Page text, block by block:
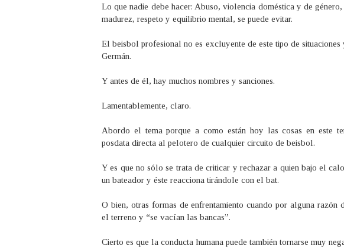
Lo que nadie debe hacer: Abuso, violencia doméstica y de
madurez, respeto y equilibrio mental, se puede evitar.
El beisbol profesional no es excluyente de este tipo de
Germán.
Y antes de él, hay muchos nombres y sanciones.
Lamentablemente, claro.
Abordo el tema porque a como están hoy las cosas en este
posdata directa al pelotero de cualquier circuito de beisbol.
Y es que no sólo se trata de criticar y rechazar a quien bajo el
un bateador y éste reacciona tirándole con el bat.
O bien, otras formas de enfrentamiento cuando por alguna razón
el terreno y “se vacían las bancas”.
Cierto es que la conducta humana puede también tornarse muy